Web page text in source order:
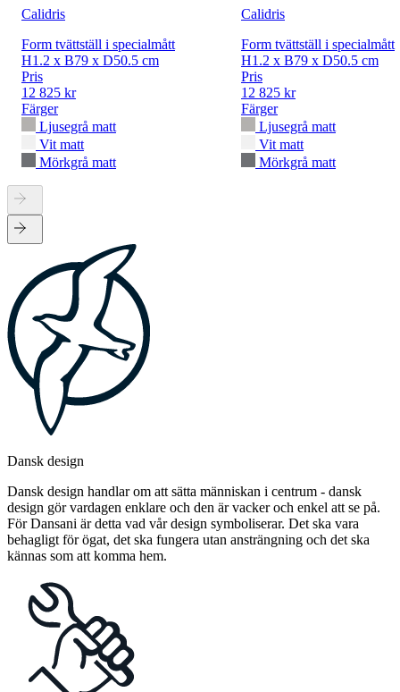
Calidris
Form tvättställ i specialmått
H1.2 x B79 x D50.5 cm
Pris
12 825 kr
Färger
Ljusegrå matt
Vit matt
Mörkgrå matt
Calidris
Form tvättställ i specialmått
H1.2 x B79 x D50.5 cm
Pris
12 825 kr
Färger
Ljusegrå matt
Vit matt
Mörkgrå matt
Dansk design
Dansk design handlar om att sätta människan i centrum - dansk
design gör vardagen enklare och den är vacker och enkel att se på.
För Dansani är detta vad vår design symboliserar. Det ska vara
behagligt för ögat, det ska fungera utan ansträngning och det ska
kännas som att komma hem.